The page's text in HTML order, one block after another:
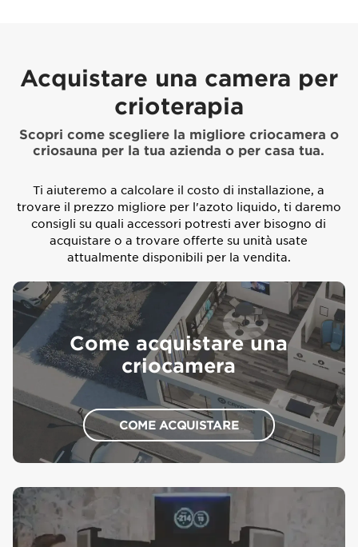
Acquistare una camera per
crioterapia
Scopri come scegliere la migliore criocamera o
criosauna per la tua azienda o per casa tua.
Ti aiuteremo a calcolare il costo di installazione, a
trovare il prezzo migliore per l'azoto liquido, ti daremo
consigli su quali accessori potresti aver bisogno di
acquistare o a trovare offerte su unità usate
attualmente disponibili per la vendita.
Come acquistare una
criocamera
COME ACQUISTARE